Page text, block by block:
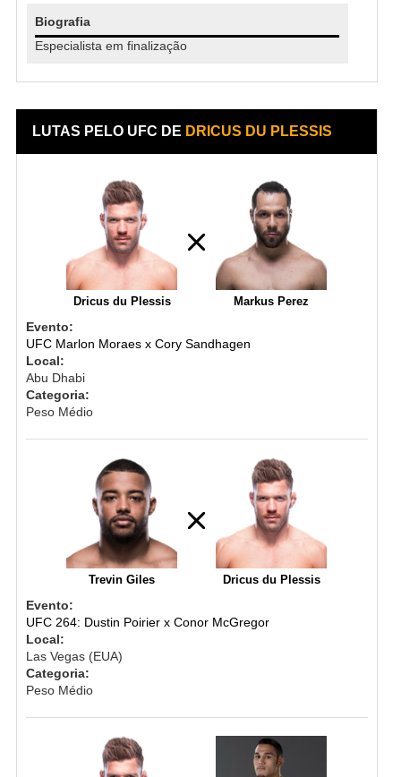
Biografia
Especialista em finalização
LUTAS PELO UFC DE DRICUS DU PLESSIS
Dricus du Plessis Markus Perez
Evento:
UFC Marlon Moraes x Cory Sandhagen
Local:
Abu Dhabi
Categoria:
Peso Médio
Trevin Giles Dricus du Plessis
Evento:
UFC 264: Dustin Poirier x Conor McGregor
Local:
Las Vegas (EUA)
Categoria:
Peso Médio